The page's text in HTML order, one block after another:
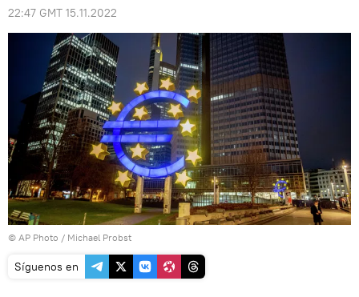
22:47 GMT 15.11.2022
© AP Photo / Michael Probst
Síguenos en